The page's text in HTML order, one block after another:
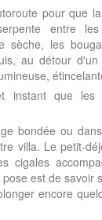
pour que
entre
sèche, les
au détour
instant que les
bondée ou
villa. Le petit-
cigales
est de savoir
encore